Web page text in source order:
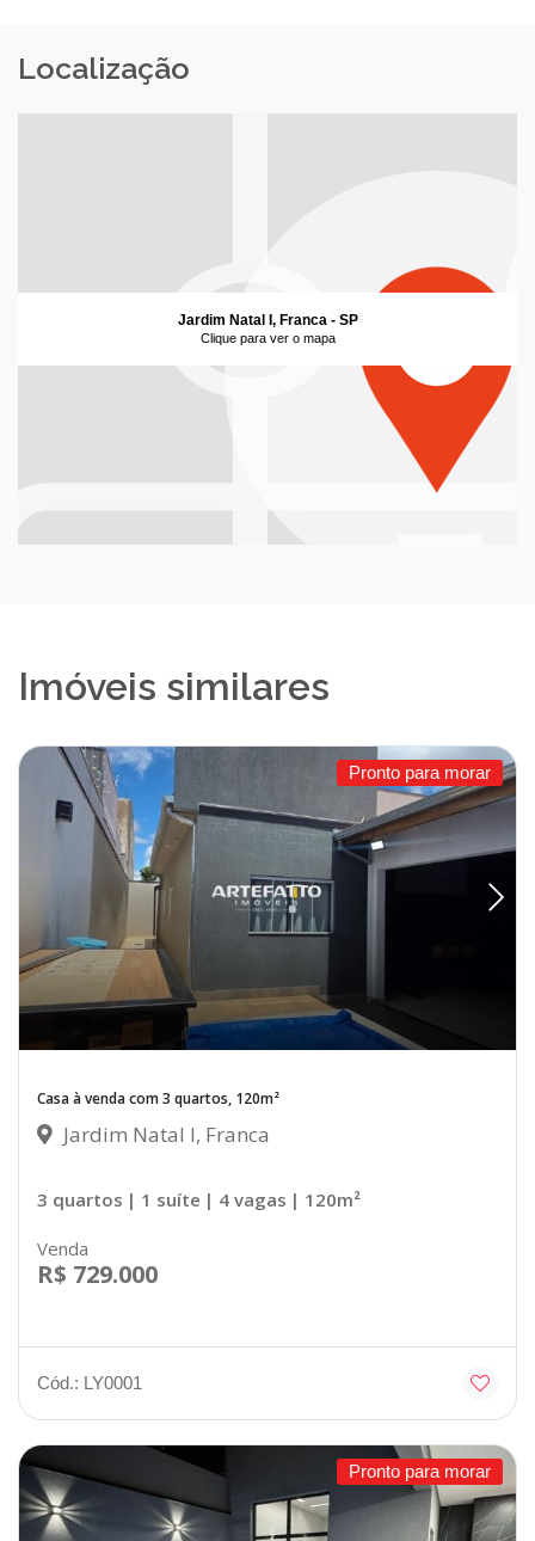
Localização
Jardim Natal I, Franca - SP
Clique para ver o mapa
Imóveis similares
Pronto para morar
Casa à venda com 3 quartos, 120m²
Jardim Natal I, Franca
3 quartos | 1 suíte | 4 vagas | 120m²
Venda
R$ 729.000
Cód.: LY0001
Pronto para morar